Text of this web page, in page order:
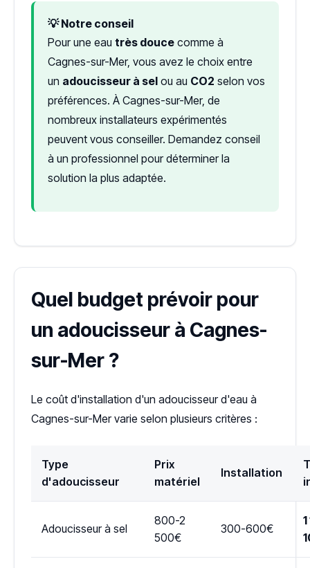
💡 Notre conseil
Pour une eau très douce comme à
Cagnes-sur-Mer, vous avez le choix entre
un adoucisseur à sel ou au CO2 selon vos
préférences. À Cagnes-sur-Mer, de
nombreux installateurs expérimentés
peuvent vous conseiller. Demandez conseil
à un professionnel pour déterminer la
solution la plus adaptée.
Quel budget prévoir pour
un adoucisseur à Cagnes-
sur-Mer ?
Le coût d'installation d'un adoucisseur d'eau à
Cagnes-sur-Mer varie selon plusieurs critères :
Type
d'adoucisseur
Prix
matériel
Installation
Adoucisseur à sel
800-2
500€
300-600€